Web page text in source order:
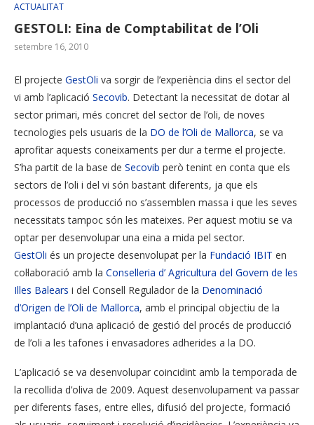
ACTUALITAT
GESTOLI: Eina de Comptabilitat de l’Oli
setembre 16, 2010
El projecte GestOli va sorgir de l’experiència dins el sector del
vi amb l’aplicació Secovib. Detectant la necessitat de dotar al
sector primari, més concret del sector de l’oli, de noves
tecnologies pels usuaris de la DO de l’Oli de Mallorca, se va
aprofitar aquests coneixaments per dur a terme el projecte.
S’ha partit de la base de Secovib però tenint en conta que els
sectors de l’oli i del vi són bastant diferents, ja que els
processos de producció no s’assemblen massa i que les seves
necessitats tampoc són les mateixes. Per aquest motiu se va
optar per desenvolupar una eina a mida pel sector.
GestOli és un projecte desenvolupat per la Fundació IBIT en
col·laboració amb la Conselleria d’ Agricultura del Govern de les
Illes Balears i del Consell Regulador de la Denominació
d’Origen de l’Oli de Mallorca, amb el principal objectiu de la
implantació d’una aplicació de gestió del procés de producció
de l’oli a les tafones i envasadores adherides a la DO.
L’aplicació se va desenvolupar coincidint amb la temporada de
la recollida d’oliva de 2009. Aquest desenvolupament va passar
per diferents fases, entre elles, difusió del projecte, formació